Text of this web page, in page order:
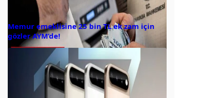
Memur emeklisine 25 bin TL ek zam için
gözler AYM’de!